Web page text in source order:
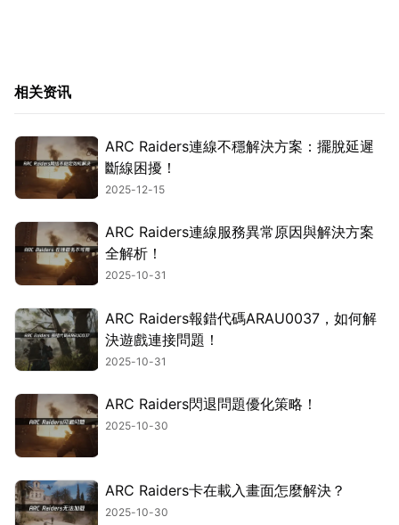
相关资讯
ARC Raiders連線不穩解決方案：擺脫延遲
斷線困擾！
2025-12-15
ARC Raiders連線服務異常原因與解決方案
全解析！
2025-10-31
ARC Raiders報錯代碼ARAU0037，如何解
決遊戲連接問題！
2025-10-31
ARC Raiders閃退問題優化策略！
2025-10-30
ARC Raiders卡在載入畫面怎麼解決？
2025-10-30